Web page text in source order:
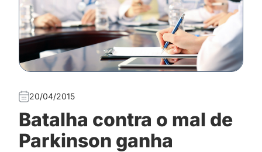
20/04/2015
Batalha contra o mal de
Parkinson ganha